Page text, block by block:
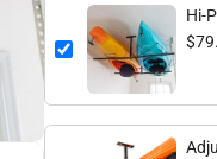
Hi-